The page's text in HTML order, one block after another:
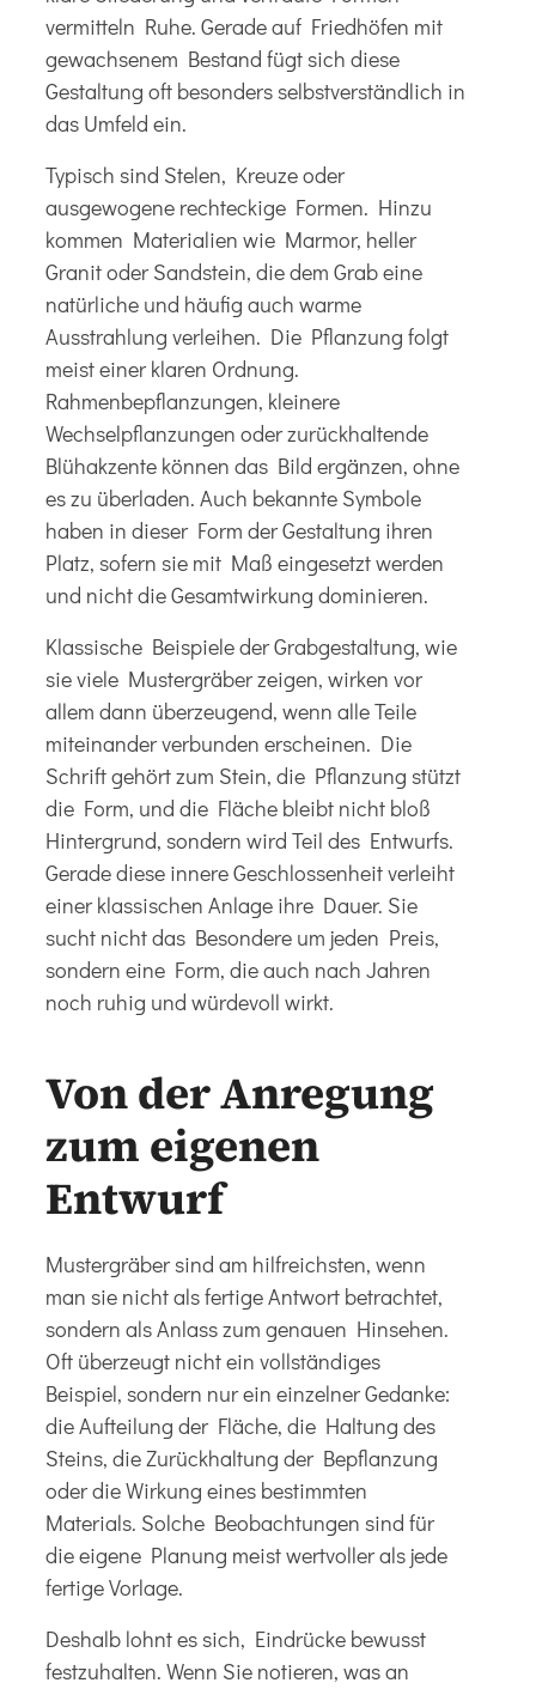
vermitteln Ruhe. Gerade auf Friedhöfen mit
gewachsenem Bestand fügt sich diese
Gestaltung oft besonders selbstverständlich in
das Umfeld ein.
Typisch sind Stelen, Kreuze oder
ausgewogene rechteckige Formen. Hinzu
kommen Materialien wie Marmor, heller
Granit oder Sandstein, die dem Grab eine
natürliche und häufig auch warme
Ausstrahlung verleihen. Die Pflanzung folgt
meist einer klaren Ordnung.
Rahmenbepflanzungen, kleinere
Wechselpflanzungen oder zurückhaltende
Blühakzente können das Bild ergänzen, ohne
es zu überladen. Auch bekannte Symbole
haben in dieser Form der Gestaltung ihren
Platz, sofern sie mit Maß eingesetzt werden
und nicht die Gesamtwirkung dominieren.
Klassische Beispiele der Grabgestaltung, wie
sie viele Mustergräber zeigen, wirken vor
allem dann überzeugend, wenn alle Teile
miteinander verbunden erscheinen. Die
Schrift gehört zum Stein, die Pflanzung stützt
die Form, und die Fläche bleibt nicht bloß
Hintergrund, sondern wird Teil des Entwurfs.
Gerade diese innere Geschlossenheit verleiht
einer klassischen Anlage ihre Dauer. Sie
sucht nicht das Besondere um jeden Preis,
sondern eine Form, die auch nach Jahren
noch ruhig und würdevoll wirkt.
Von der Anregung
zum eigenen
Entwurf
Mustergräber sind am hilfreichsten, wenn
man sie nicht als fertige Antwort betrachtet,
sondern als Anlass zum genauen Hinsehen.
Oft überzeugt nicht ein vollständiges
Beispiel, sondern nur ein einzelner Gedanke:
die Aufteilung der Fläche, die Haltung des
Steins, die Zurückhaltung der Bepflanzung
oder die Wirkung eines bestimmten
Materials. Solche Beobachtungen sind für
die eigene Planung meist wertvoller als jede
fertige Vorlage.
Deshalb lohnt es sich, Eindrücke bewusst
festzuhalten. Wenn Sie notieren, was an